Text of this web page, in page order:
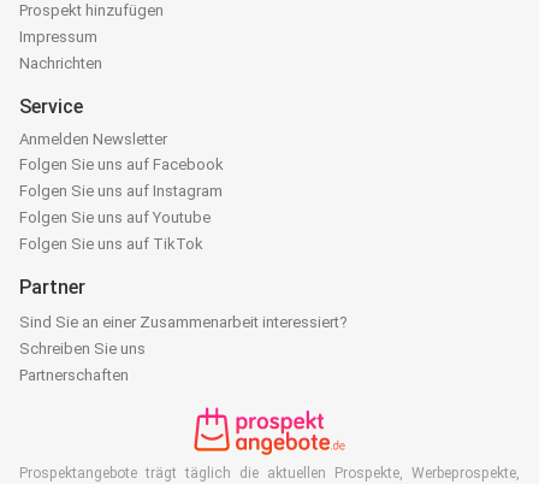
Prospekt hinzufügen
Impressum
Nachrichten
Service
Anmelden Newsletter
Folgen Sie uns auf Facebook
Folgen Sie uns auf Instagram
Folgen Sie uns auf Youtube
Folgen Sie uns auf TikTok
Partner
Sind Sie an einer Zusammenarbeit interessiert?
Schreiben Sie uns
Partnerschaften
Prospektangebote trägt täglich die aktuellen Prospekte, Werbeprospekte,